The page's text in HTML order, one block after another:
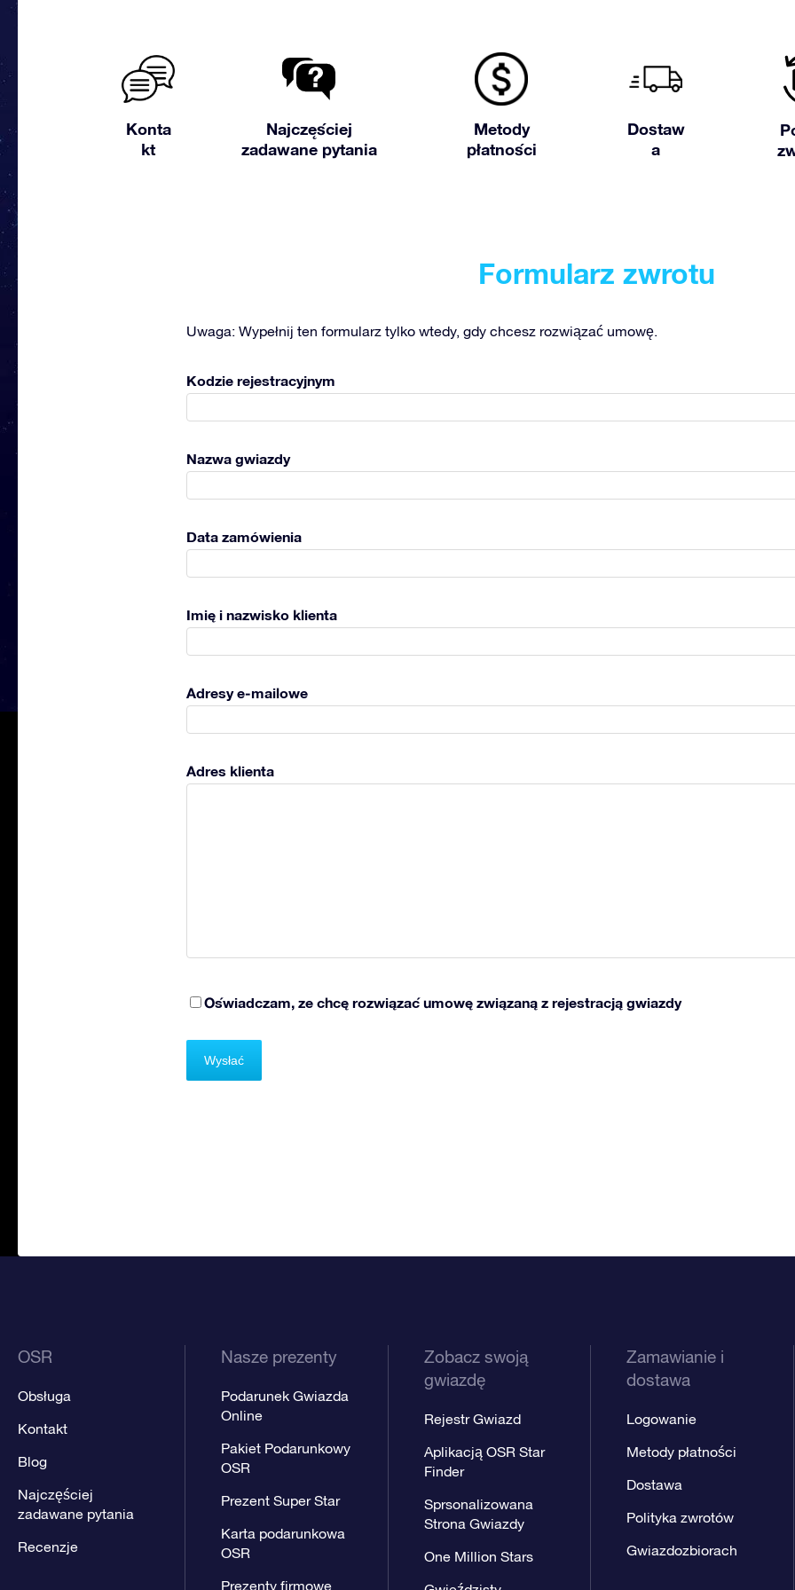
Konta
kt
Najczęściej
zadawane pytania
Metody
płatności
Dostaw
a
Formularz zwrotu
Uwaga: Wypełnij ten formularz tylko wtedy, gdy chcesz rozwiązać umowę.
Kodzie rejestracyjnym
Nazwa gwiazdy
Data zamówienia
Imię i nazwisko klienta
Adresy e-mailowe
Adres klienta
Oświadczam, ze chcę rozwiązać umowę związaną z rejestracją gwiazdy
OSR
Obsługa
Kontakt
Blog
Najczęściej
zadawane pytania
Recenzje
Nasze prezenty
Podarunek Gwiazda
Online
Pakiet Podarunkowy
OSR
Prezent Super Star
Karta podarunkowa
OSR
Prezenty firmowe
Zobacz swoją
gwiazdę
Rejestr Gwiazd
Aplikacją OSR Star
Finder
Sprsonalizowana
Strona Gwiazdy
One Million Stars
Zamawianie i
dostawa
Logowanie
Metody płatności
Dostawa
Polityka zwrotów
Gwiazdozbiorach